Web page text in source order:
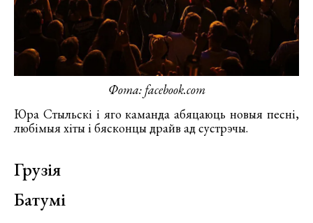
Фота: facebook.com
Юра Стыльскі і яго каманда абяцаюць новыя песні,
любімыя хіты і бясконцы драйв ад сустрэчы.
Грузія
Батумі